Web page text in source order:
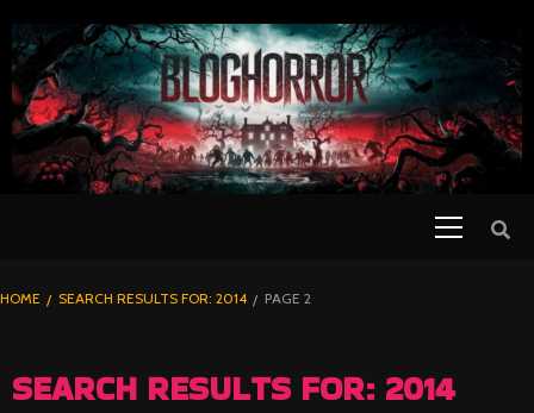
TO
CONTENT
BLOGHORROR
HOME SEARCH RESULTS FOR: 2014 PAGE 2
SEARCH RESULTS FOR: 2014